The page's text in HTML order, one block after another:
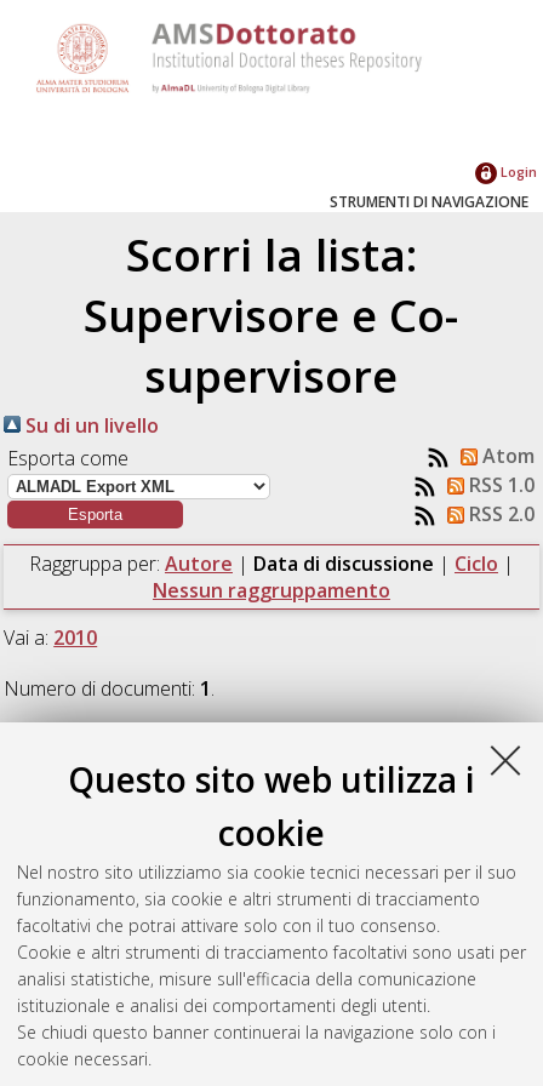
Questo sito web utilizza i
cookie
Nel nostro sito utilizziamo sia cookie tecnici necessari per il suo
funzionamento, sia cookie e altri strumenti di tracciamento
facoltativi che potrai attivare solo con il tuo consenso.
Cookie e altri strumenti di tracciamento facoltativi sono usati per
analisi statistiche, misure sull'efficacia della comunicazione
istituzionale e analisi dei comportamenti degli utenti.
Se chiudi questo banner continuerai la navigazione solo con i
cookie necessari.
Login
STRUMENTI DI NAVIGAZIONE
Scorri la lista:
Supervisore e Co-
supervisore
Su di un livello
Esporta come
Atom
RSS 1.0
RSS 2.0
Raggruppa per: Autore | Data di discussione | Ciclo |
Nessun raggruppamento
Vai a: 2010
Numero di documenti: 1.
2010
Nitti, Francesco Saverio(2010)Termofluidodinamica di un
, [Dissertation thesis], Alma Mater Studiorum
Università di Bologna. Dottorato di ricerca inIngegneria
energetica, nucleare e del controllo ambientale, 22 Ciclo. DOI
10.6092/unibo/amsdottorato/2793.
Questa lista e' stata generata ilFri Aug 7 20:43:50 2026 CEST
Atom